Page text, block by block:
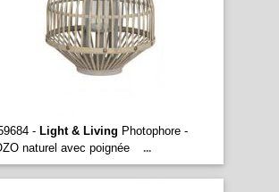
- Light & Living Photophore -
naturel avec poignée
...